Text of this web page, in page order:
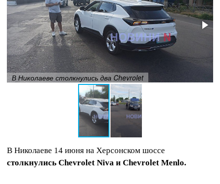
В Николаеве столкнулись два Chevrolet
В Николаеве 14 июня на Херсонском шоссе
столкнулись Chevrolet Niva и Chevrolet Menlo.